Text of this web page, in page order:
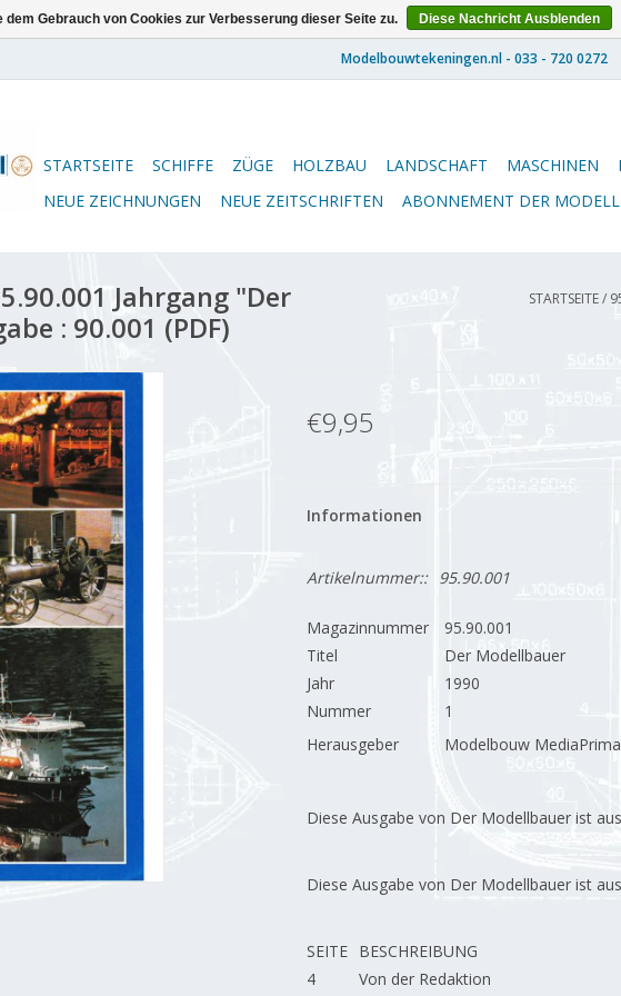
STARTSEITE SCHIFFE ZÜGE HOLZBAU LANDSCHAFT MASCHINEN
NEUE ZEICHNUNGEN
NEUE ZEITSCHRIFTEN ABONNEMENT DER
Jahrgang "Der
: 90.001 (PDF)
STARTSEITE/
€9,95
Informationen
Artikelnummer:: 95.90.001
Magazinnummer
95.90.001
Titel
Der Modellbauer
Jahr
1990
Nummer
1
Herausgeber
Modelbouw
Diese Ausgabe von Der Modellbauer ist
Diese Ausgabe von Der Modellbauer ist
SEITE BESCHREIBUNG
4
Von der Redaktion
Gebrauch von Cookies zur Verbesserung dieser Seite zu. Diese Nachricht Ausblenden